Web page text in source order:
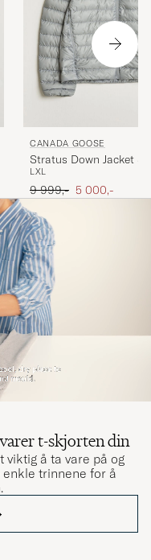
CANADA GOOSE
Stratus Down Jacket
LXL
Ordinær pris
9 999,- Nedsatt pris
5 000,-
t-skjorten din
å ta vare på og
trinnene for å